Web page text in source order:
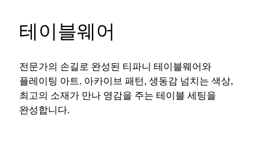
테이블웨어
전문가의 손길로 완성된 티파니 테이블웨어와
플레이팅 아트. 아카이브 패턴, 생동감 넘치는 색상,
최고의 소재가 만나 영감을 주는 테이블 세팅을
완성합니다.